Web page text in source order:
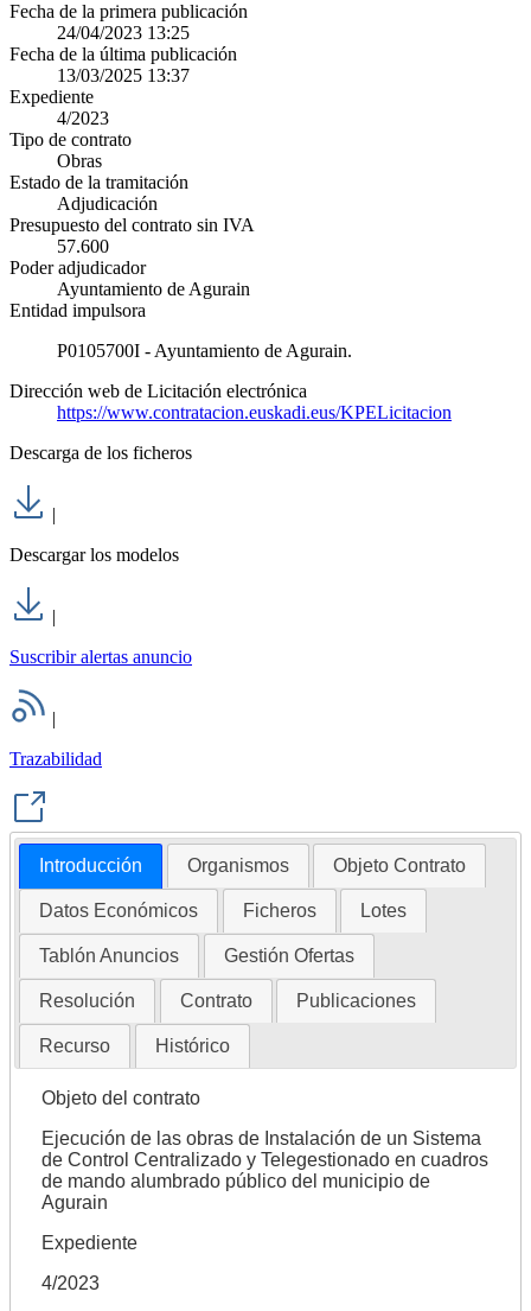
Fecha de la primera publicación
24/04/2023 13:25
Fecha de la última publicación
13/03/2025 13:37
Expediente
4/2023
Tipo de contrato
Obras
Estado de la tramitación
Adjudicación
Presupuesto del contrato sin IVA
57.600
Poder adjudicador
Ayuntamiento de Agurain
Entidad impulsora
P0105700I - Ayuntamiento de Agurain.
Dirección web de Licitación electrónica
https://www.contratacion.euskadi.eus/KPELicitacion
Descarga de los ficheros
|
Descargar los modelos
|
Suscribir alertas anuncio
|
Trazabilidad
Introducción Organismos Objeto Contrato
Datos Económicos Ficheros Lotes
Tablón Anuncios Gestión Ofertas
Resolución Contrato Publicaciones
Recurso Histórico
Objeto del contrato
Ejecución de las obras de Instalación de un Sistema
de Control Centralizado y Telegestionado en cuadros
de mando alumbrado público del municipio de
Agurain
Expediente
4/2023